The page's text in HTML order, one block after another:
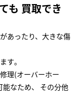
も 買取でき
あったり、大きな傷
す｡
理(オーバーホー
なため、 その分他